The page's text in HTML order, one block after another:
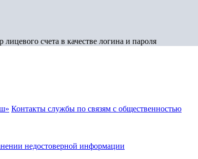
счета в качестве логина и пароля
Контакты службы по связям с общественностью
недостоверной информации